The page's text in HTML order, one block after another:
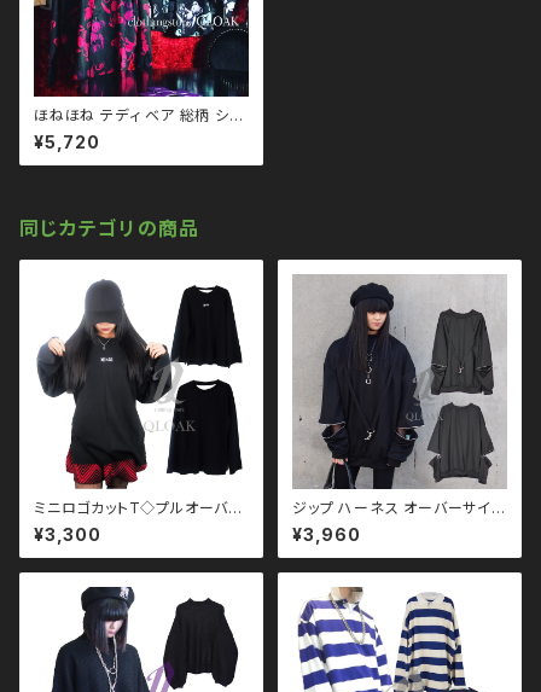
ほねほね テディ ベア 総柄 シャ
ツ qto110087 ユニセックス
大きいサイズ ユニセックス ビッ
グシルエット オーバーサイズ ロ
ーデ モード 系 ゴス ゴシック ゴ
スロリ パンク ロック Ｖ 系 韓国
ファッション ストリート系 原宿
ニー drug honey
¥5,720
同じカテゴリの商品
ミニロゴカットT◇プルオーバー
qto210002 大きいサイズ ユニ
セックス ビッグシルエット オー
バーサイズ ロングアーム ドロッ
コーデ 黒コーデ モード 系 ゴス
ゴシック ゴスロリ パンク ロック
Ｖ 系 韓国ファッション ストリー
ト系 原宿 個性的
¥3,300
ジップ ハーネス オーバーサイズ
スウェット qto110095 大きいサ
イズ ユニセックス ビッグシルエ
ット オーバーサイズ ロングアー
ン ブラックコーデ 黒コーデ モー
ド 系 ゴス ゴシック ゴスロリ パ
ンク ロック Ｖ 系 韓国ファッショ
ン ストリート系 原宿 個性的
¥3,960